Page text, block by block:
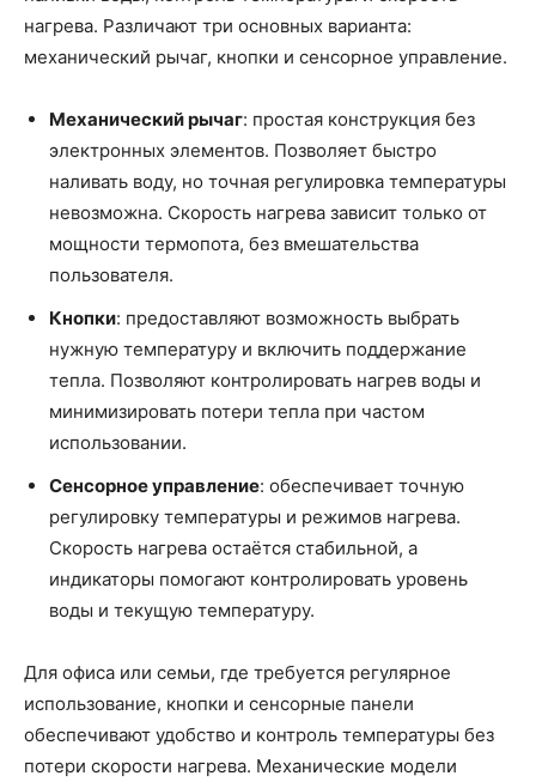
нагрева. Различают три основных варианта:
механический рычаг, кнопки и сенсорное управление.
Механический рычаг: простая конструкция без
электронных элементов. Позволяет быстро
наливать воду, но точная регулировка температуры
невозможна. Скорость нагрева зависит только от
мощности термопота, без вмешательства
пользователя.
Кнопки: предоставляют возможность выбрать
нужную температуру и включить поддержание
тепла. Позволяют контролировать нагрев воды и
минимизировать потери тепла при частом
использовании.
Сенсорное управление: обеспечивает точную
регулировку температуры и режимов нагрева.
Скорость нагрева остаётся стабильной, а
индикаторы помогают контролировать уровень
воды и текущую температуру.
Для офиса или семьи, где требуется регулярное
использование, кнопки и сенсорные панели
обеспечивают удобство и контроль температуры без
потери скорости нагрева. Механические модели